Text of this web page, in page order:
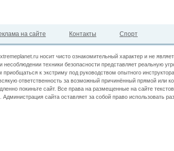
на сайте Контакты Спорт
носит чисто ознакомительный характер и не
несоблюдении техники безопасности представляет реальную
к экстриму под руководством опытного
ответственность за возможный причинённый прямой или
покиньте сайт. Все права на размещенные на сайте
Администрация сайта оставляет за собой право использовать